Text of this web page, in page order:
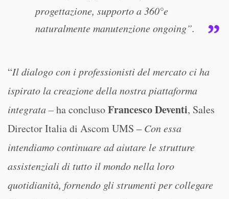
progettazione, supporto a 360°e
naturalmente manutenzione ongoing”.
“Il dialogo con i professionisti del mercato ci ha
ispirato la creazione della nostra piattaforma
integrata –ha conclusoFrancesco Deventi, Sales
Director Italia di Ascom UMS – Con essa
intendiamo continuare ad aiutare le strutture
assistenziali di tutto il mondo nella loro
quotidianità, fornendo gli strumenti per collegare